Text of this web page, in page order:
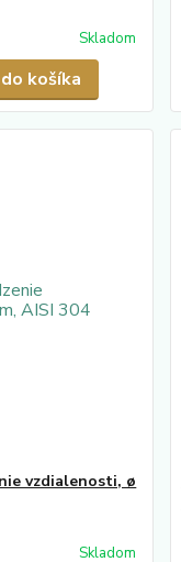
Skladom
košíka
vzdialenosti, ø
Skladom